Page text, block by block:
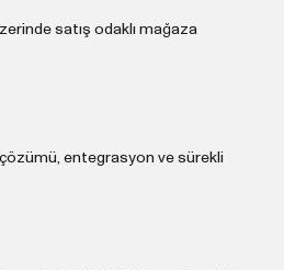
satış odaklı mağaza
entegrasyon ve sürekli